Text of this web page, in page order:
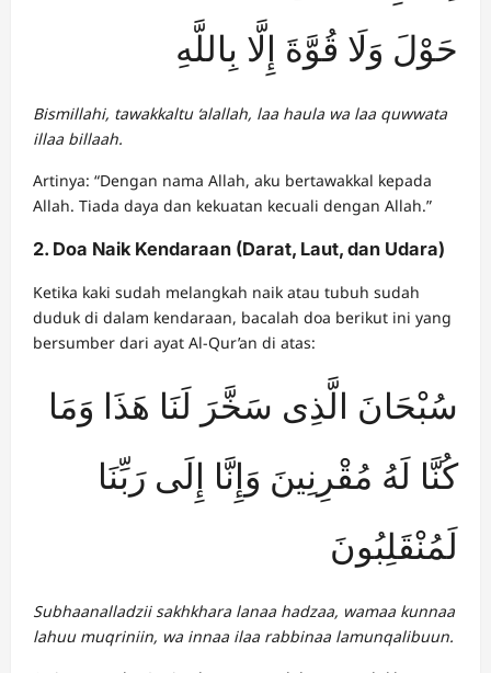
حَوْلَ وَلَا قُوَّةَ إِلَّا بِاللَّهِ
Bismillahi, tawakkaltu ‘alallah, laa haula wa laa quwwata
illaa billaah.
Artinya: “Dengan nama Allah, aku bertawakkal kepada
Allah. Tiada daya dan kekuatan kecuali dengan Allah.”
2. Doa Naik Kendaraan (Darat, Laut, dan Udara)
Ketika kaki sudah melangkah naik atau tubuh sudah
duduk di dalam kendaraan, bacalah doa berikut ini yang
bersumber dari ayat Al-Qur’an di atas:
سُبْحَانَ الَّذِى سَخَّرَ لَنَا هَذَا وَمَا
كُنَّا لَهُ مُقْرِنِينَ وَإِنَّا إِلَى رَبِّنَا
لَمُنْقَلِبُونَ
Subhaanalladzii sakhkhara lanaa hadzaa, wamaa kunnaa
lahuu muqriniin, wa innaa ilaa rabbinaa lamunqalibuun.